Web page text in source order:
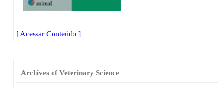
[ Acessar Conteúdo ]
Archives of Veterinary Science